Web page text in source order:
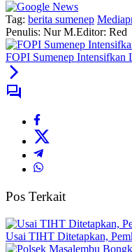
Tag: berita sumenep
Penulis: Nur M.Editor: Red
FOPI Sumenep Intensifkan
Pos Terkait
Usai TIHT Ditetapkan,